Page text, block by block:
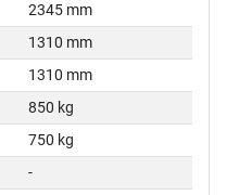
2345 mm
1310 mm
1310 mm
850 kg
750 kg
-